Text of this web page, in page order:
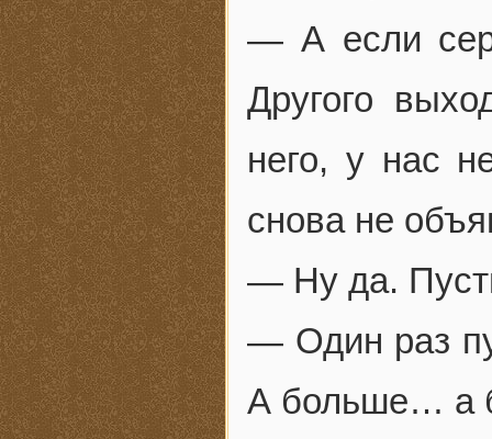
— А если
Другого
него, у нас
снова не
— Ну да.
— Один раз
А больше… а